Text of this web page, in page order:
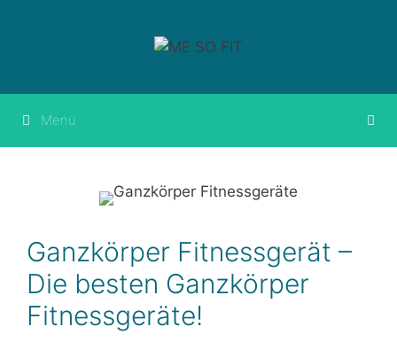
Menü
Ganzkörper Fitnessgerät –
Die besten Ganzkörper
Fitnessgeräte!